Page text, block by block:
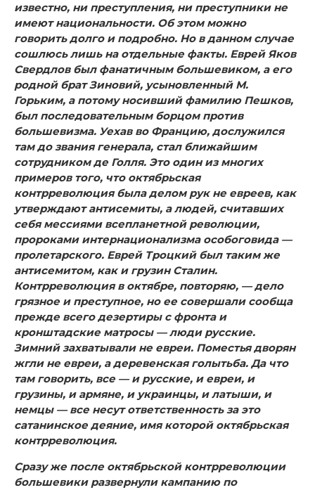
известно, ни преступления, ни преступни­ки не
имеют национальности. Об этом можно
говорить долго и подробно. Но в данном случае
сошлюсь лишь на отдельные факты. Еврей Яков
Свердлов был фанатичным большевиком, а его
родной брат Зиновий, усыновленный М.
Горьким, а пото­му носивший фамилию Пешков,
был последовательным бор­цом против
большевизма. Уехав во Францию, дослужился
там до звания генерала, стал ближайшим
сотрудником де Голля. Это один из многих
примеров того, что октябрьская
контрреволюция была делом рук не евреев, как
утверждают антисемиты, а людей, считавших
себя мессиями всепланет­ной революции,
пророками интернационализма особоговида —
пролетарского. Еврей Троцкий был таким же
антисе­митом, как и грузин Сталин.
Контрреволюция в октябре, повторяю, — дело
грязное и преступное, но ее совершали со­обща
прежде всего дезертиры с фронта и
кронштадские мат­росы — люди русские.
Зимний захватывали не евреи. По­местья дворян
жгли не евреи, а деревенская голытьба. Да что
там говорить, все — и русские, и евреи, и
грузины, и армяне, и украинцы, и латыши, и
немцы — все несут ответствен­ность за это
сатанинское деяние, имя которой октябрьская
контрреволюция.
Сразу же после октябрьской контрреволюции
большеви­ки развернули кампанию по